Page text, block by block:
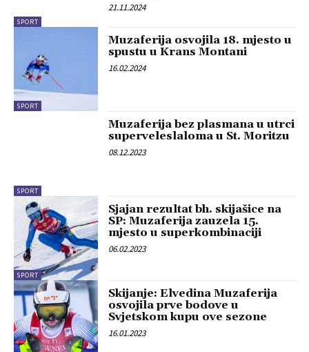
SPORT
21.11.2024
SPORT
Muzaferija osvojila 18. mjesto u
spustu u Krans Montani
16.02.2024
SPORT
Muzaferija bez plasmana u utrci
superveleslaloma u St. Moritzu
08.12.2023
SPORT
Sjajan rezultat bh. skijašice na
SP: Muzaferija zauzela 15.
mjesto u superkombinaciji
06.02.2023
Skijanje: Elvedina Muzaferija
osvojila prve bodove u
Svjetskom kupu ove sezone
16.01.2023